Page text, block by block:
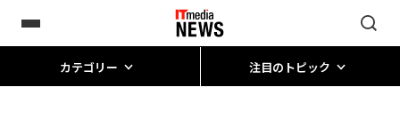
カテゴリー 注目のトピック